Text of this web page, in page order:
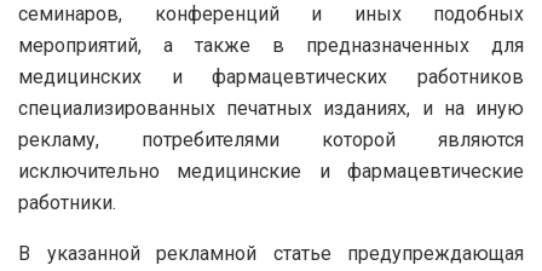
семинаров, конференций и иных подобных
мероприятий, а также в предназначенных для
медицинских и фармацевтических работников
специализированных печатных изданиях, и на иную
рекламу, потребителями которой являются
исключительно медицинские и фармацевтические
работники.
В указанной рекламной статье предупреждающая